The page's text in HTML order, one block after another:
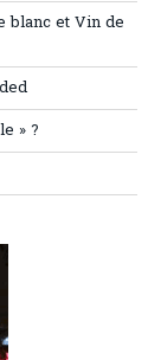
blanc et Vin de
» ?